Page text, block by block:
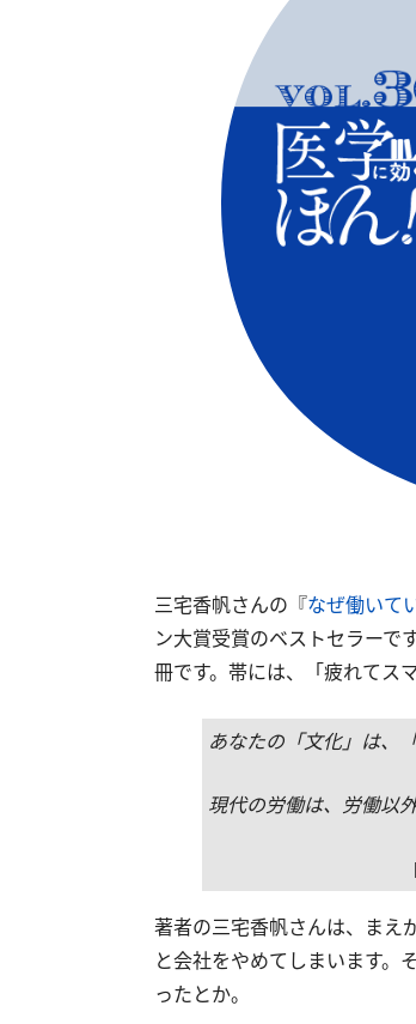
三宅香帆さんの『なぜ働いて
ン大賞受賞のベストセラーで
冊です。帯には、「疲れてス
あなたの「文化」は
現代の労働は、労働以
著者の三宅香帆さんは、まえ
と会社をやめてしまいます。
ったとか。